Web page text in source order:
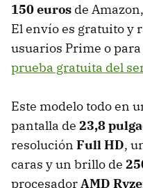
150 euros de
El envío es gratuito y
usuarios Prime o
prueba gratuita del
Este modelo todo en
pantalla de 23,8
resolución Full HD,
caras y un brillo de
procesadorAMD